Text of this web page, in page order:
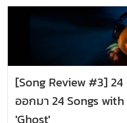
[Song Review #3]
ออกมา 24 Songs
'Ghost'